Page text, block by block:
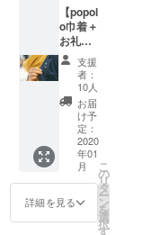
しまうかも
しれない。
そんな伝統
文化を新し
い形で知っ
てもらおう
という
を作成して
ズ
φ70×H
13mm
知らせ
くださ
い。
（個人
名、
ニック
ネー
ム、法
人や企
業名も
可能で
す）ご
了承く
い。 お
礼の手
手元に
届くま
で楽し
みにし
ていて
くださ
い★ 巾
着のサ
イズ
W170×
H260m
【popol
o巾着＋
お礼の
手紙＋
アクセ
サリー
(メン
ズ)】
ネット
ショッ
プで販
売して
いない
タック
ピンを
お送り
支援
者：
10人
お届
け予
定：
2020
年01
月
詳細を見る
こ
の
リ
タ
ー
ン
を
選
択
す